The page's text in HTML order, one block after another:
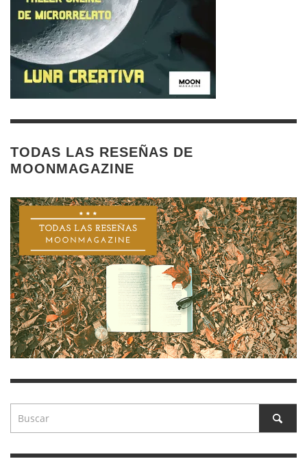
TODAS LAS RESEÑAS DE
MOONMAGAZINE